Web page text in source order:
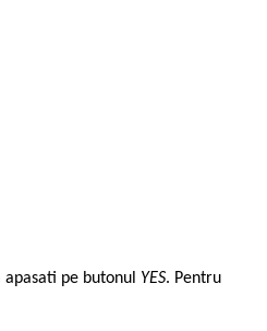
pe butonul YES. Pentru